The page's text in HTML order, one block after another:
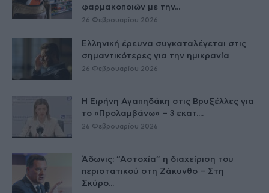
φαρμακοποιών με την...
26 Φεβρουαρίου 2026
Ελληνική έρευνα συγκαταλέγεται στις
σημαντικότερες για την ημικρανία
26 Φεβρουαρίου 2026
Η Ειρήνη Αγαπηδάκη στις Βρυξέλλες για
το «Προλαμβάνω» – 3 εκατ....
26 Φεβρουαρίου 2026
Άδωνις: “Αστοχία” η διαχείριση του
περιστατικού στη Ζάκυνθο – Στη
Σκύρο...